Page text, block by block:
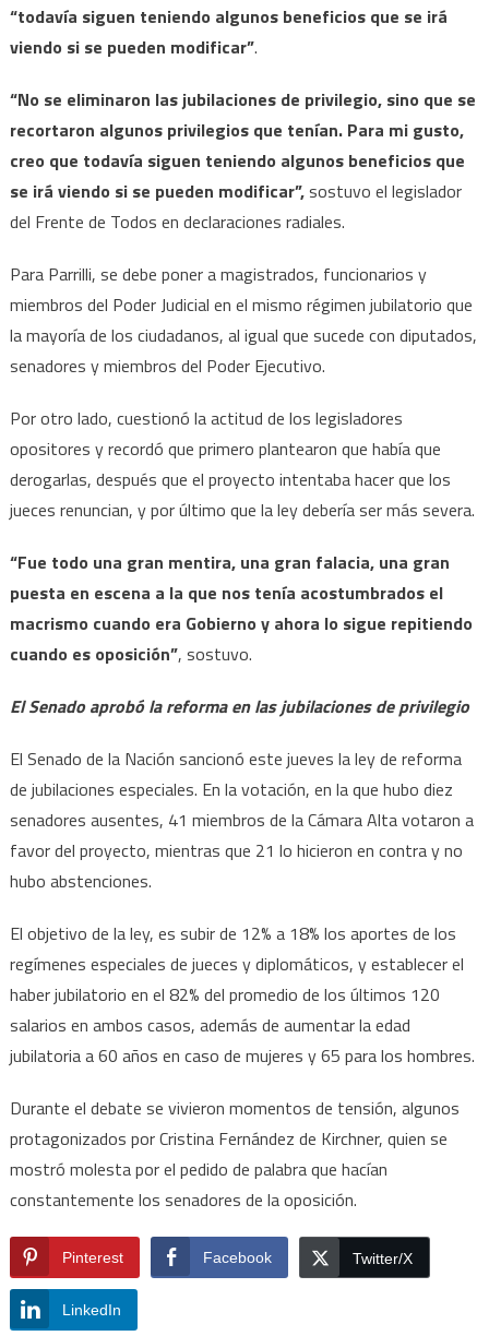
“todavía siguen teniendo algunos beneficios que se irá
viendo si se pueden modificar”.
“No se eliminaron las jubilaciones de privilegio, sino que se
recortaron algunos privilegios que tenían. Para mi gusto,
creo que todavía siguen teniendo algunos beneficios que
se irá viendo si se pueden modificar”,sostuvo el legislador
del Frente de Todos en declaraciones radiales.
Para Parrilli, se debe poner a magistrados, funcionarios y
miembros del Poder Judicial en el mismo régimen jubilatorio que
la mayoría de los ciudadanos, al igual que sucede con diputados,
senadores y miembros del Poder Ejecutivo.
Por otro lado, cuestionó la actitud de los legisladores
opositores y recordó que primero plantearon que había que
derogarlas, después que el proyecto intentaba hacer que los
jueces renuncian, y por último que la ley debería ser más severa.
“Fue todo una gran mentira, una gran falacia, una gran
puesta en escena a la que nos tenía acostumbrados el
macrismo cuando era Gobierno y ahora lo sigue repitiendo
cuando es oposición”, sostuvo.
El Senado aprobó la reforma en las jubilaciones de privilegio
El Senado de la Nación sancionó este jueves la ley de reforma
de jubilaciones especiales. En la votación, en la que hubo diez
senadores ausentes, 41 miembros de la Cámara Alta votaron a
favor del proyecto, mientras que 21 lo hicieron en contra y no
hubo abstenciones.
El objetivo de la ley, es subir de 12% a 18% los aportes de los
regímenes especiales de jueces y diplomáticos, y establecer el
haber jubilatorio en el 82% del promedio de los últimos 120
salarios en ambos casos, además de aumentar la edad
jubilatoria a 60 años en caso de mujeres y 65 para los hombres.
Durante el debate se vivieron momentos de tensión, algunos
protagonizados por Cristina Fernández de Kirchner, quien se
mostró molesta por el pedido de palabra que hacían
constantemente los senadores de la oposición.
Pinterest Facebook Twitter/X
LinkedIn